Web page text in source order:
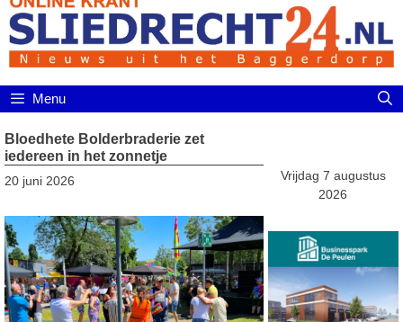
Menu
Bloedhete Bolderbraderie zet
iedereen in het zonnetje
20 juni 2026
Vrijdag 7 augustus
2026